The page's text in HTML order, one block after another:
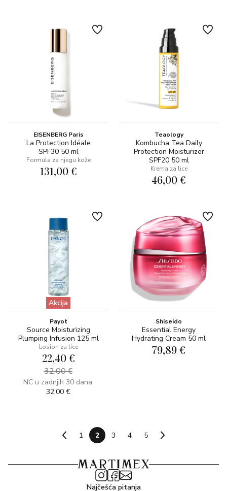
EISENBERG Paris
La Protection Idéale
SPF30 50 ml
Formula za njegu kože
131,00 €
Teaology
Kombucha Tea Daily
Protection Moisturizer
SPF20 50 ml
Krema za lice
46,00 €
Akcija
Payot
Source Moisturizing
Plumping Infusion 125 ml
Losion za lice
22,40 €
32,00 €
NC u zadnjih 30 dana:
32,00 €
Shiseido
Essential Energy
Hydrating Cream 50 ml
79,89 €
1 2 3 4 5
Najčešća pitanja